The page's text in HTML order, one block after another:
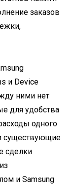
заказов
и Device
ними нет
для удобства
одного
существующие
сделки
и Samsung